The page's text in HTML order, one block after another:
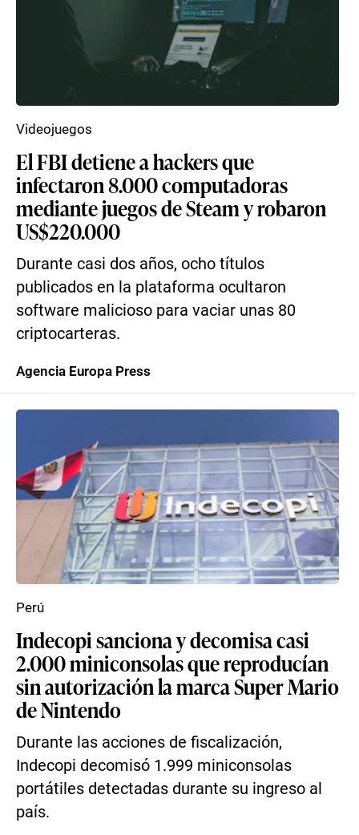
El FBI detiene a hackers que
infectaron 8.000 computadoras
mediante juegos de Steam y robaron
US$220.000
Durante casi dos años, ocho títulos
publicados en la plataforma ocultaron
software malicioso para vaciar unas 80
criptocarteras.
Videojuegos
Agencia Europa Press
Indecopi sanciona y decomisa casi
2.000 miniconsolas que reproducían
sin autorización la marca Super Mario
de Nintendo
Durante las acciones de fiscalización,
Indecopi decomisó 1.999 miniconsolas
portátiles detectadas durante su ingreso al
país.
Perú